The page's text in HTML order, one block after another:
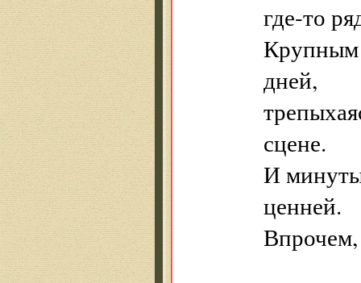
где-то
Крупным
дней,
сцене.
И минуты
ценней.